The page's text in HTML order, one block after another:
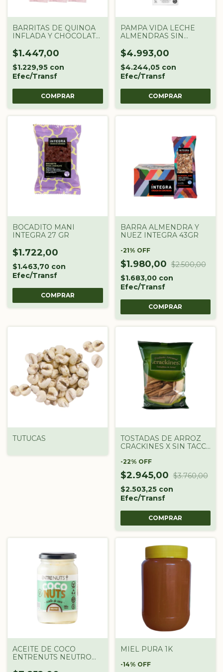
BARRITAS DE QUINOA
INFLADA Y CHOCOLATE
$1.447,00
$1.229,95 con
Efec/Transf
PAMPA VIDA LECHE
ALMENDRAS SIN
$4.993,00
$4.244,05 con
Efec/Transf
BOCADITO MANI
INTEGRA 27 GR
$1.722,00
$1.463,70 con
Efec/Transf
BARRA ALMENDRA Y
NUEZ INTEGRA 43GR
-21% OFF
$1.980,00 $2.500,00
$1.683,00 con
Efec/Transf
TUTUCAS
TOSTADAS DE ARROZ
CRACKINES X SIN TACC
-22% OFF
$2.945,00 $3.760,00
$2.503,25 con
Efec/Transf
ACEITE DE COCO
ENTRENUTS NEUTRO
MIEL PURA 1K
-14% OFF